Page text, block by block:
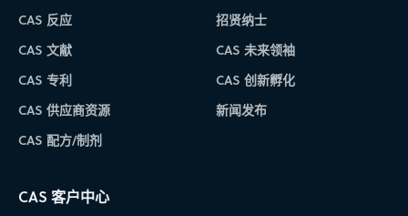
CAS 反应
CAS 文献
CAS 专利
CAS 供应商资源
CAS 配方/制剂
招贤纳士
CAS 未来领袖
CAS 创新孵化
新闻发布
CAS 客户中心